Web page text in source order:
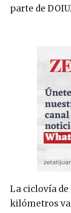
parte de
La ciclovía de
kilómetros va